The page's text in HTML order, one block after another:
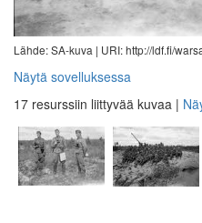
Lähde: SA-kuva | URI: http://ldf.fi/
Näytä sovelluksessa
17 resurssiin liittyvää kuvaa |